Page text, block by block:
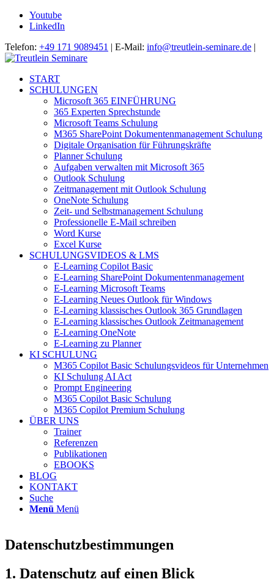
Youtube
LinkedIn
Telefon: +49 171 9089451 | E-Mail: info@treutlein-seminare.de |
START
SCHULUNGEN
Microsoft 365 EINFÜHRUNG
365 Experten Sprechstunde
Microsoft Teams Schulung
M365 SharePoint Dokumentenmanagement Schulung
Digitale Organisation für Führungskräfte
Planner Schulung
Aufgaben verwalten mit Microsoft 365
Outlook Schulung
Zeitmanagement mit Outlook Schulung
OneNote Schulung
Zeit- und Selbstmanagement Schulung
Professionelle E-Mail schreiben
Word Kurse
Excel Kurse
SCHULUNGSVIDEOS & LMS
E-Learning Copilot Basic
E-Learning SharePoint Dokumentenmanagement
E-Learning Microsoft Teams
E-Learning Neues Outlook für Windows
E-Learning klassisches Outlook 365 Grundlagen
E-Learning klassisches Outlook Zeitmanagement
E-Learning OneNote
E-Learning zu Planner
KI SCHULUNG
M365 Copilot Basic Schulungsvideos für Unternehmen
KI Schulung AI Act
Prompt Engineering
M365 Copilot Basic Schulung
M365 Copilot Premium Schulung
ÜBER UNS
Trainer
Referenzen
Publikationen
EBOOKS
BLOG
KONTAKT
Suche
Menü Menü
Datenschutzbestimmungen
1. Datenschutz auf einen Blick